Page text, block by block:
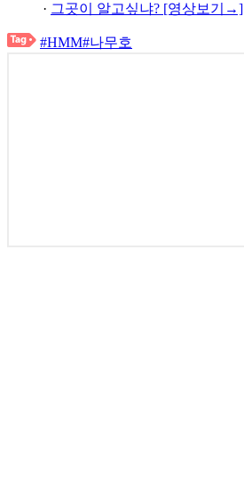
· 그곳이 알고싶냐? [영상보기→]
#HMM#나무호